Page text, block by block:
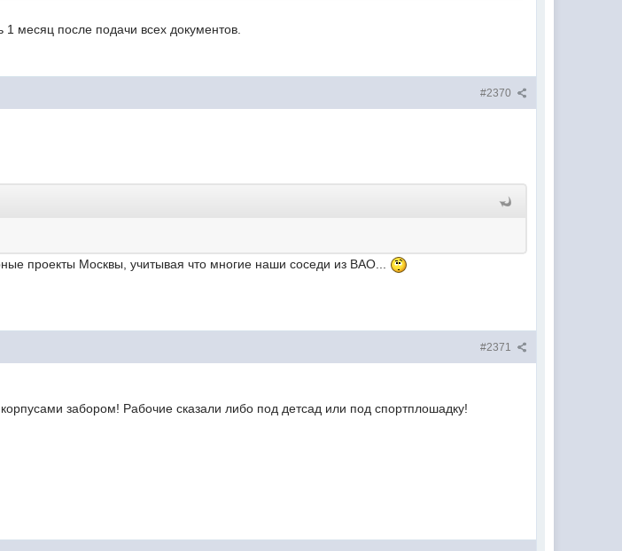
1 месяц после подачи всех документов.
#2370
проекты Москвы, учитывая что многие наши соседи из ВАО...
#2371
забором! Рабочие сказали либо под детсад или под спортплошадку!